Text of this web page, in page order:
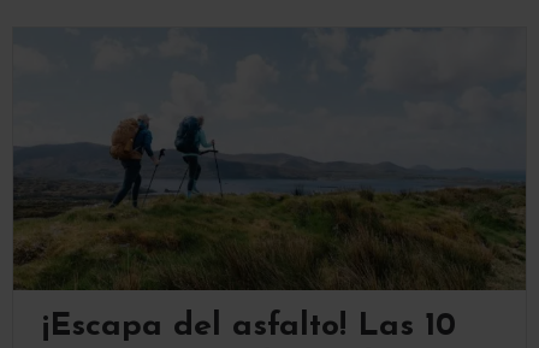
¡Escapa del asfalto! Las 10